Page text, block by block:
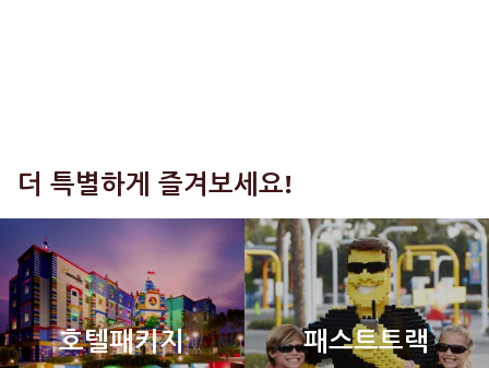
더 특별하게 즐겨보세요!
호텔패키지 패스트트랙